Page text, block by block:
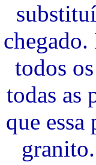
todos
todas as
que